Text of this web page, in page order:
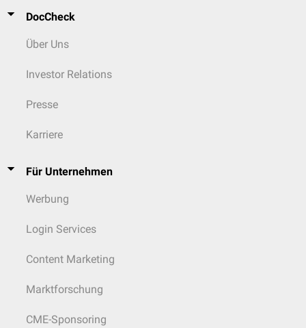
DocCheck
Über Uns
Investor Relations
Presse
Karriere
Für Unternehmen
Werbung
Login Services
Content Marketing
Marktforschung
CME-Sponsoring